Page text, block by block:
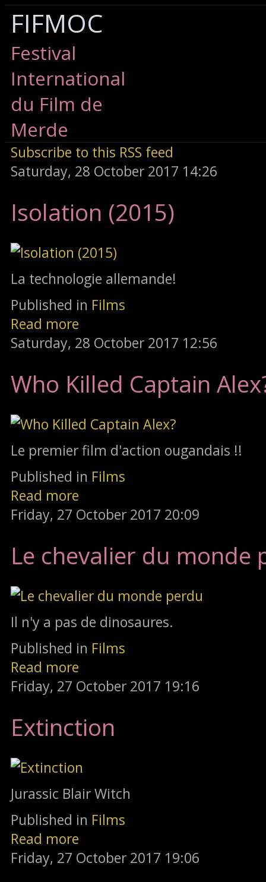
FIFMOC
Festival
International
du Film de
Merde
Subscribe to this RSS feed
Saturday, 28 October 2017 14:26
Isolation (2015)
La technologie allemande!
Published in Films
Read more
Saturday, 28 October 2017 12:56
Who Killed Captain
Le premier film d'action ougandais !!
Published in Films
Read more
Friday, 27 October 2017 20:09
Le chevalier du monde
Il n'y a pas de dinosaures.
Published in Films
Read more
Friday, 27 October 2017 19:16
Extinction
Jurassic Blair Witch
Published in Films
Read more
Friday, 27 October 2017 19:06